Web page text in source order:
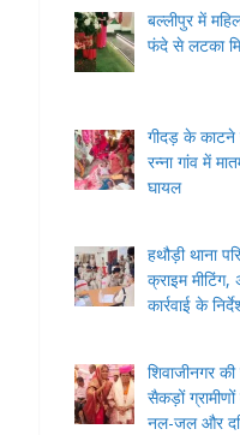
बल्लीपुर में
फंदे से लटका
गीदड़ के काटने
रन्ना गांव में
घायल
हथौड़ी थाना
क्राइम
कार्रवाई के
शिवाजीनगर
सैकड़ों
नल-जल और